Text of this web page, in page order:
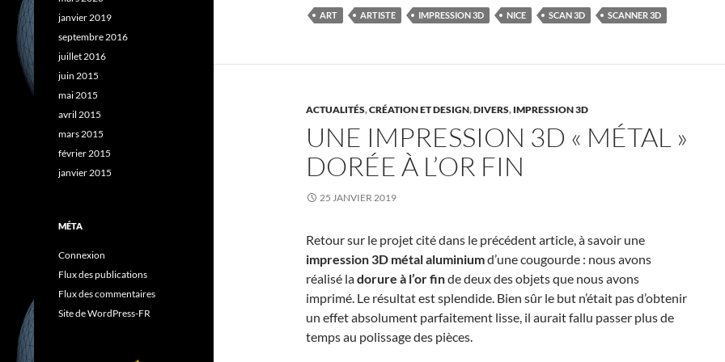
b
o
e
e
d
ART ARTISTE IMPRESSION 3D NICE SCAN 3D SCANNER 3D
ACTUALITÉS,CRÉATION ET DESIGN,DIVERS, IMPRESSION 3D
UNE IMPRESSION 3D « MÉTAL »
DORÉE À L’OR FIN
25 JANVIER 2019
Retour sur le projet cité dans le précédent article, à savoir une
impression 3D métal aluminiumd’une cougourde : nous avons
réalisé ladorure à l’or finde deux des objets que nous avons
imprimé. Le résultat est splendide. Bien sûr le but n’était pas d’obtenir
un effet absolument parfaitement lisse, il aurait fallu passer plus de
temps au polissage des pièces.
janvier 2019
septembre 2016
juillet 2016
juin 2015
mai 2015
avril 2015
mars 2015
février 2015
janvier 2015
MÉTA
Connexion
Flux des publications
Flux des commentaires
Site de WordPress-FR